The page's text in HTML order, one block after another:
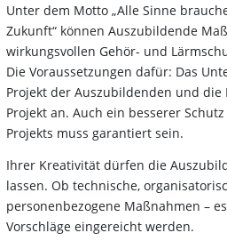
Unter dem Motto „Alle Sinne
Zukunft“ können Auszubildende
wirkungsvollen Gehör- und
Die Voraussetzungen dafür: Das
Projekt der Auszubildenden und die
Projekt an. Auch ein besserer
Projekts muss garantiert sein.
Ihrer Kreativität dürfen die
lassen. Ob technische,
personenbezogene Maßnahmen –
Vorschläge eingereicht werden.